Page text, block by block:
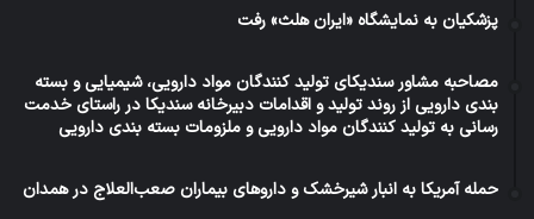
موضوع باعث شده مردم بیشتر نگران اوضاع بیماری
حاشیه سازی برای یکدیگر تصمیمات و مدیریت
مناسبی را جهت سلامت جامعه و مردم داشته
باشند.
پزشکیان به نمایشگاه «ایران هلث» رفت
مصاحبه مشاور سندیکای تولید کنندگان مواد دارویی، شیمیایی و بسته
بندی دارویی از روند تولید و اقدامات دبیرخانه سندیکا در راستای خدمت
رسانی به تولید کنندگان مواد دارویی و ملزومات بسته بندی دارویی
حمله آمریکا به انبار شیرخشک و داروهای بیماران صعب‌العلاج در همدان